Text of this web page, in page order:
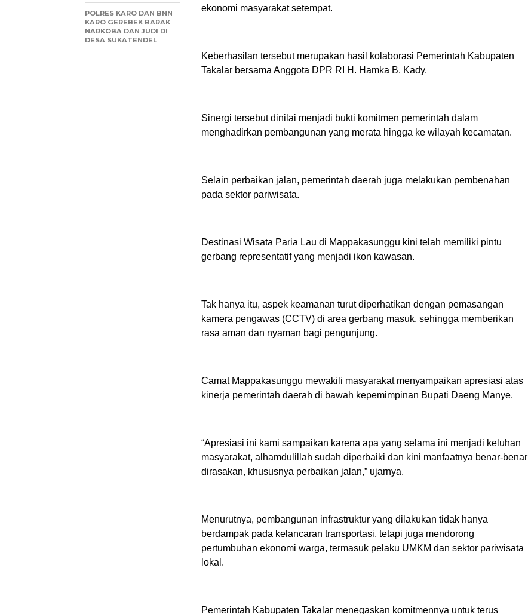
ekonomi masyarakat setempat.
Keberhasilan tersebut merupakan hasil kolaborasi Pemerintah Kabupaten
Takalar bersama Anggota DPR RI H. Hamka B. Kady.
Sinergi tersebut dinilai menjadi bukti komitmen pemerintah dalam
menghadirkan pembangunan yang merata hingga ke wilayah kecamatan.
Selain perbaikan jalan, pemerintah daerah juga melakukan pembenahan
pada sektor pariwisata.
Destinasi Wisata Paria Lau di Mappakasunggu kini telah memiliki pintu
gerbang representatif yang menjadi ikon kawasan.
Tak hanya itu, aspek keamanan turut diperhatikan dengan pemasangan
kamera pengawas (CCTV) di area gerbang masuk, sehingga memberikan
rasa aman dan nyaman bagi pengunjung.
Camat Mappakasunggu mewakili masyarakat menyampaikan apresiasi atas
kinerja pemerintah daerah di bawah kepemimpinan Bupati Daeng Manye.
“Apresiasi ini kami sampaikan karena apa yang selama ini menjadi keluhan
masyarakat, alhamdulillah sudah diperbaiki dan kini manfaatnya benar-benar
dirasakan, khususnya perbaikan jalan,” ujarnya.
Menurutnya, pembangunan infrastruktur yang dilakukan tidak hanya
berdampak pada kelancaran transportasi, tetapi juga mendorong
pertumbuhan ekonomi warga, termasuk pelaku UMKM dan sektor pariwisata
lokal.
Pemerintah Kabupaten Takalar menegaskan komitmennya untuk terus
POLRES KARO DAN BNN
KARO GEREBEK BARAK
NARKOBA DAN JUDI DI
DESA SUKATENDEL